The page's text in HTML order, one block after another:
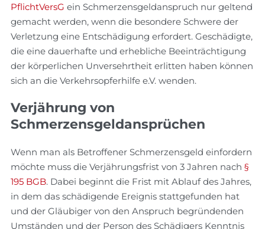
PflichtVersG ein Schmerzensgeldanspruch nur geltend
gemacht werden, wenn die besondere Schwere der
Verletzung eine Entschädigung erfordert. Geschädigte,
die eine dauerhafte und erhebliche Beeinträchtigung
der körperlichen Unversehrtheit erlitten haben können
sich an die Verkehrsopferhilfe e.V. wenden.
Verjährung von
Schmerzensgeldansprüchen
Wenn man als Betroffener Schmerzensgeld einfordern
möchte muss die Verjährungsfrist von 3 Jahren nach§
195 BGB. Dabei beginnt die Frist mit Ablauf des Jahres,
in dem das schädigende Ereignis stattgefunden hat
und der Gläubiger von den Anspruch begründenden
Umständen und der Person des Schädigers Kenntnis